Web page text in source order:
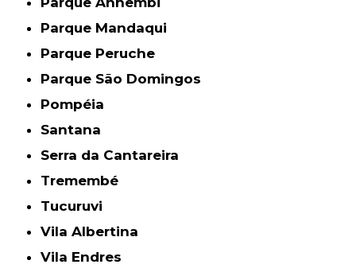
Parque Mandaqui
Parque Peruche
Parque São Domingos
Pompéia
Santana
Serra da Cantareira
Tremembé
Tucuruvi
Vila Albertina
Vila Endres